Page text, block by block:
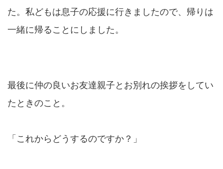
た。私どもは息子の応援に行きましたので、帰りは
一緒に帰ることにしました。
最後に仲の良いお友達親子とお別れの挨拶をしてい
たときのこと。
「これからどうするのですか？」